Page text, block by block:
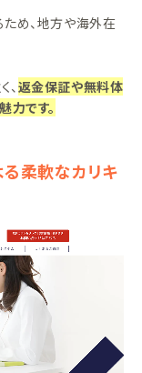
め、地方や海外在
返金保証や無料体
力です。
柔軟なカリキ